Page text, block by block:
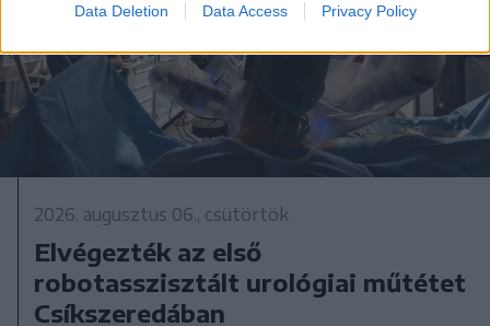
Data Deletion Data Access Privacy Policy
2026. augusztus 06., csütörtök
Elvégezték az első
robotasszisztált urológiai műtétet
Csíkszeredában